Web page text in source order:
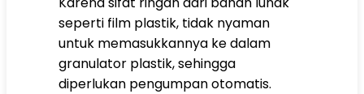
seperti film plastik, tidak nyaman
untuk memasukkannya ke dalam
granulator plastik, sehingga
diperlukan pengumpan otomatis.